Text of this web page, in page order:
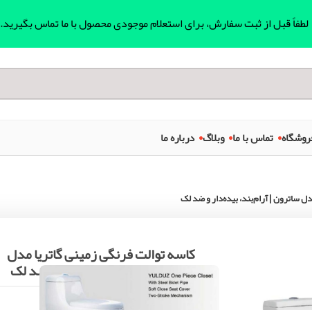
تماس با ما وبلاگ درباره ما
ساترون | آرام‌بند، بیده‌دار و ضد لک
کاسه توالت فرنگی زمینی گاتریا مدل
ساترون | آرام‌بند، بیده‌دار و ضد لک
لطفاً قبل از ثبت سفارش، برای استعلام موجودی محصول با ما تماس بگیرید.